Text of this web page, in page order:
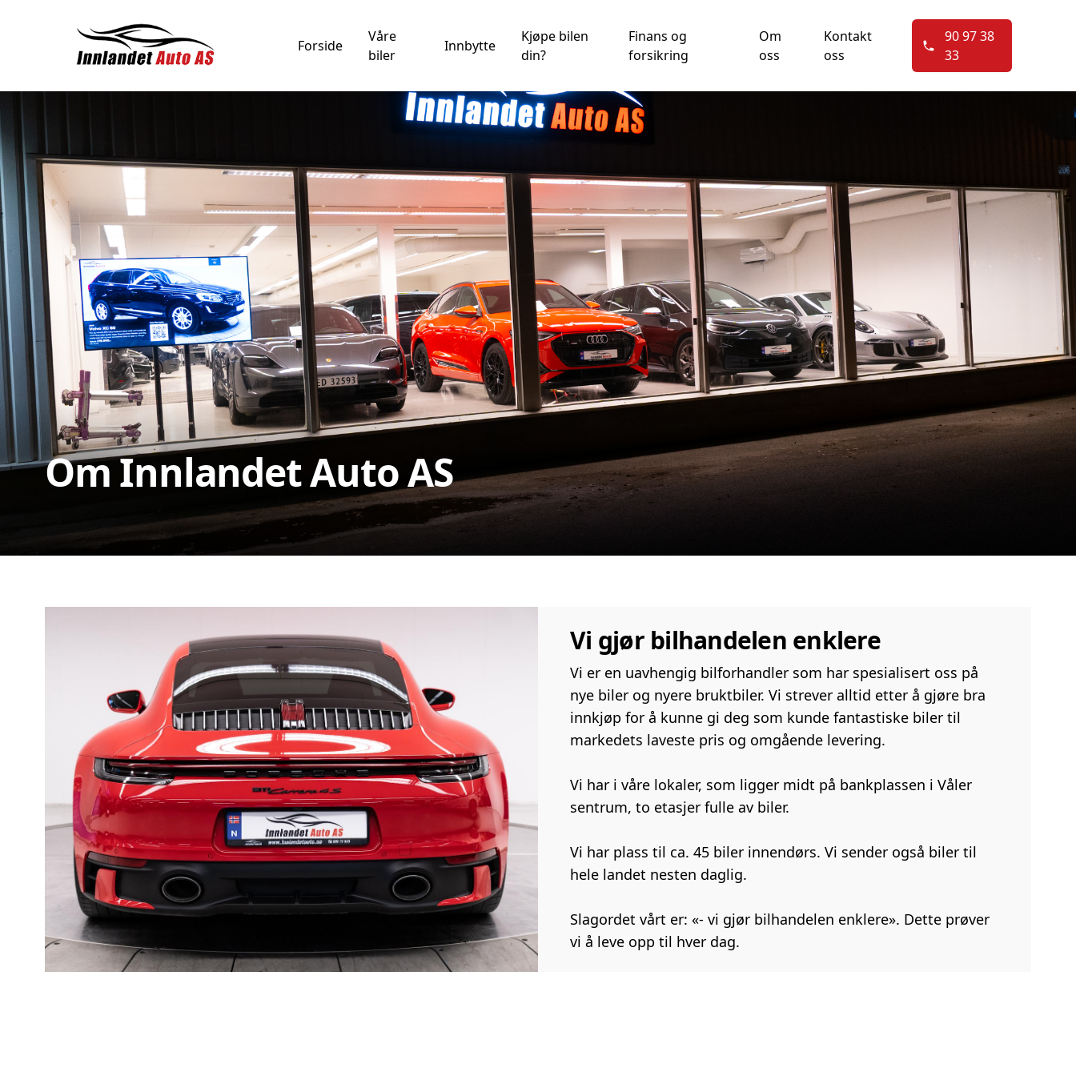
Forside
Våre
biler
Innbytte
Kjøpe bilen
din?
Finans og
forsikring
Om
oss
Kontakt
oss
90 97 38
33
Om Innlandet Auto AS
Vi gjør bilhandelen enklere
Vi er en uavhengig bilforhandler som har spesialisert oss på
nye biler og nyere bruktbiler. Vi strever alltid etter å gjøre bra
innkjøp for å kunne gi deg som kunde fantastiske biler til
markedets laveste pris og omgående levering.
Vi har i våre lokaler, som ligger midt på bankplassen i Våler
sentrum, to etasjer fulle av biler.
Vi har plass til ca. 45 biler innendørs. Vi sender også biler til
hele landet nesten daglig.
Slagordet vårt er: «- vi gjør bilhandelen enklere». Dette prøver
vi å leve opp til hver dag.